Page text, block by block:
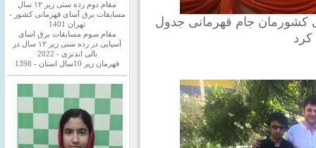
کشورمان جام قهرمانی جدول
مقام دوم رده سنی زیر ۱۲ سال
مسابقات برق آسای قهرمانی کشور -
تهران 1401
مقام سوم مسابقات برق اسای
آسیایی در رده سنی زیر ۱۲ سال در
بالی اندنزی - 2022
قهرمان زیر 10سال استان - 1398